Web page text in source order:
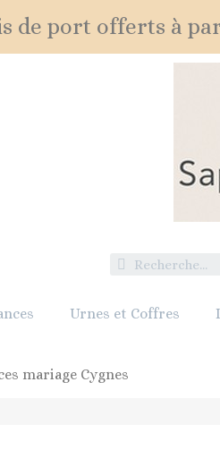
de port offerts à
Urnes et Coffres
mariage Cygnes